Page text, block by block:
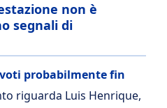
non è
segnali di
voti probabilmente fin
riguarda Luis Henrique,